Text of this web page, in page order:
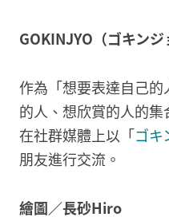
GOKINJYO（ゴキンジ
作為「想要表達自己
的人、想欣賞的人的
在社群媒體上以「ゴキ
朋友進行交流。
繪圖／長砂Hiro